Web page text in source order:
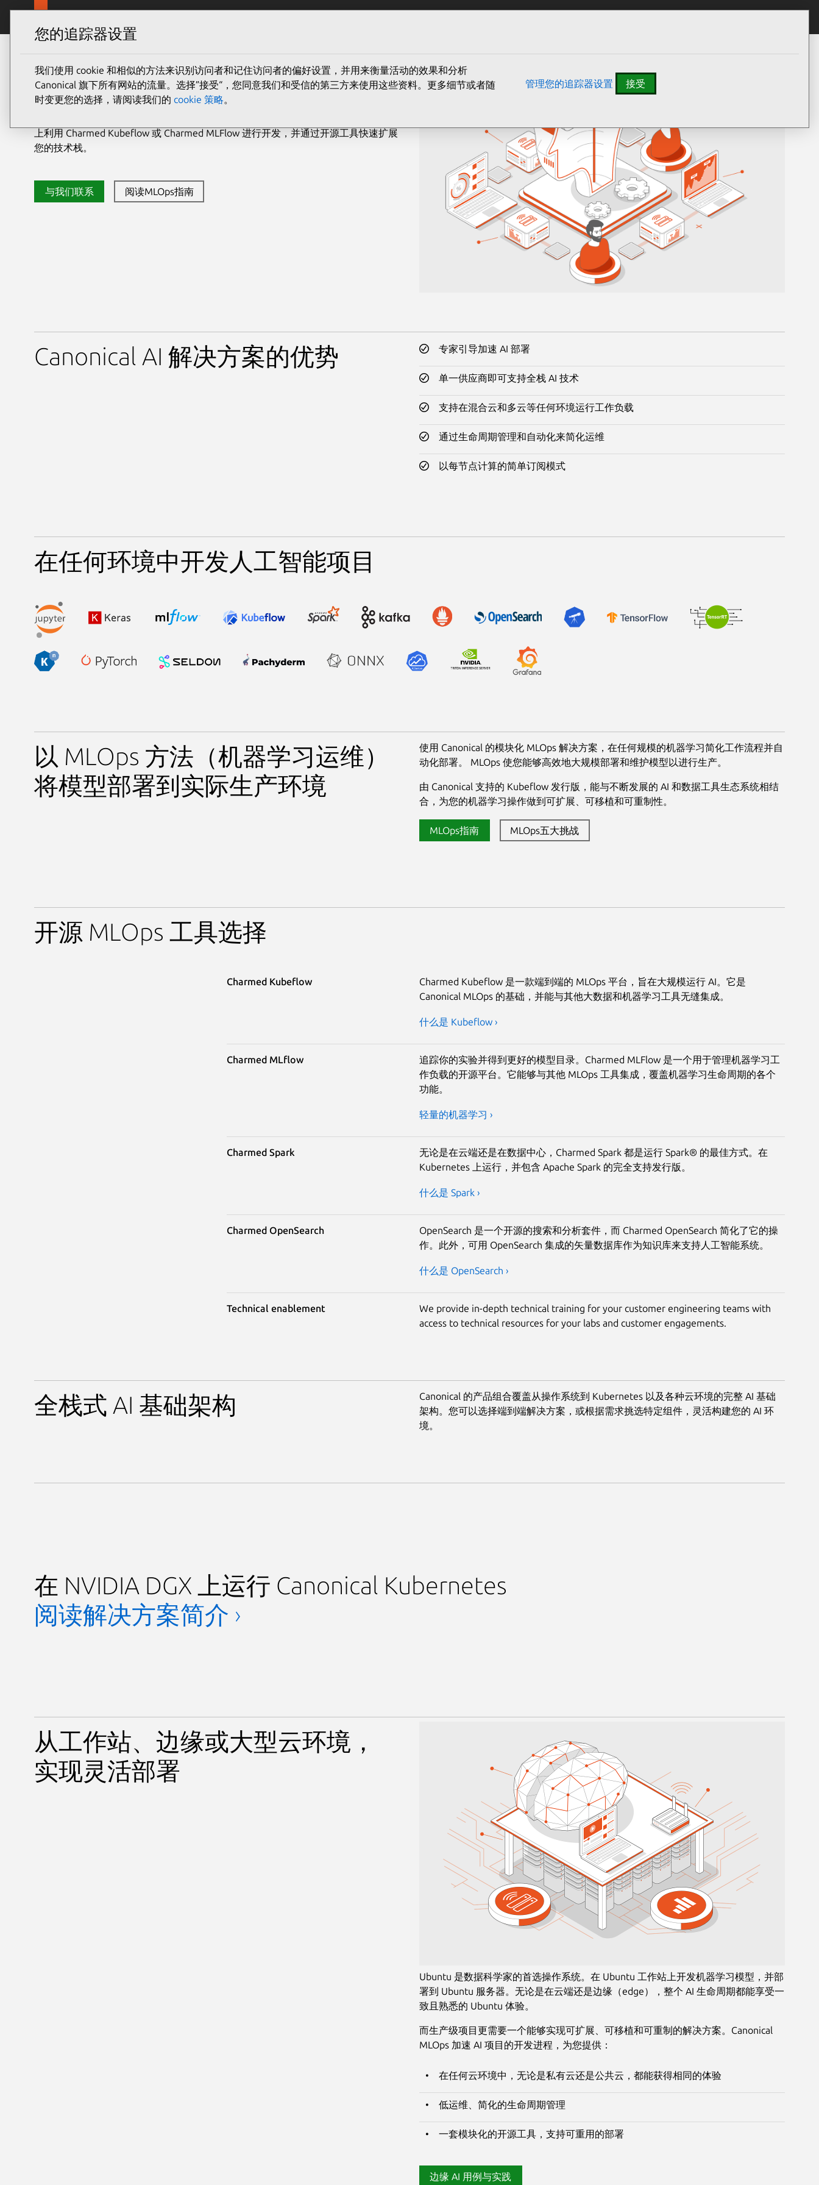
Jump to main content
利用开源工具部署企业级 AI 项目
上利用 Charmed Kubeflow 或 Charmed MLFlow 进行开发，并通过开源工具快速扩展
您的技术栈。
与我们联系 阅读MLOps指南
Canonical AI 解决方案的优势 专家引导加速 AI 部署
单一供应商即可支持全栈 AI 技术
支持在混合云和多云等任何环境运行工作负载
通过生命周期管理和自动化来简化运维
以每节点计算的简单订阅模式
在任何环境中开发人工智能项目
以 MLOps 方法（机器学习运维）
将模型部署到实际生产环境
使用 Canonical 的模块化 MLOps 解决方案，在任何规模的机器学习简化工作流程并自
动化部署。 MLOps 使您能够高效地大规模部署和维护模型以进行生产。
由 Canonical 支持的 Kubeflow 发行版，能与不断发展的 AI 和数据工具生态系统相结
合，为您的机器学习操作做到可扩展、可移植和可重制性。
MLOps指南 MLOps五大挑战
开源 MLOps 工具选择
Charmed Kubeflow
Charmed Kubeflow 是一款端到端的 MLOps 平台，旨在大规模运行 AI。它是
Canonical MLOps 的基础，并能与其他大数据和机器学习工具无缝集成。
什么是 Kubeflow ›
Charmed MLflow
追踪你的实验并得到更好的模型目录。Charmed MLFlow 是一个用于管理机器学习工
作负载的开源平台。它能够与其他 MLOps 工具集成，覆盖机器学习生命周期的各个
功能。
轻量的机器学习 ›
Charmed Spark
无论是在云端还是在数据中心，Charmed Spark 都是运行 Spark® 的最佳方式。在
Kubernetes 上运行，并包含 Apache Spark 的完全支持发行版。
什么是 Spark ›
Charmed OpenSearch
OpenSearch 是一个开源的搜索和分析套件，而 Charmed OpenSearch 简化了它的操
作。此外，可用 OpenSearch 集成的矢量数据库作为知识库来支持人工智能系统。
什么是 OpenSearch ›
Technical enablement
We provide in-depth technical training for your customer engineering teams with
access to technical resources for your labs and customer engagements.
全栈式 AI 基础架构
Canonical 的产品组合覆盖从操作系统到 Kubernetes 以及各种云环境的完整 AI 基础
架构。您可以选择端到端解决方案，或根据需求挑选特定组件，灵活构建您的 AI 环
境。
在 NVIDIA DGX 上运行 Canonical Kubernetes
阅读解决方案简介 ›
从工作站、边缘或大型云环境，
实现灵活部署
Ubuntu 是数据科学家的首选操作系统。在 Ubuntu 工作站上开发机器学习模型，并部
署到 Ubuntu 服务器。无论是在云端还是边缘（edge），整个 AI 生命周期都能享受一
致且熟悉的 Ubuntu 体验。
而生产级项目更需要一个能够实现可扩展、可移植和可重制的解决方案。Canonical
MLOps 加速 AI 项目的开发进程，为您提供：
在任何云环境中，无论是私有云还是公共云，都能获得相同的体验
低运维、简化的生命周期管理
一套模块化的开源工具，支持可重用的部署
边缘 AI 用例与实践
您的追踪器设置
我们使用 cookie 和相似的方法来识别访问者和记住访问者的偏好设置，并用来衡量活动的效果和分析
Canonical 旗下所有网站的流量。选择”接受“，您同意我们和受信的第三方来使用这些资料。更多细节或者随
时变更您的选择，请阅读我们的 cookie 策略。
管理您的追踪器设置 接受